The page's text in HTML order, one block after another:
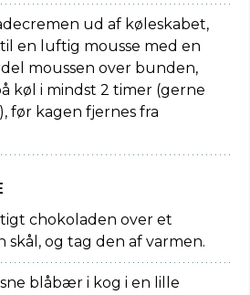
ud af køleskabet,
en luftig mousse med en
moussen over bunden,
køl i mindst 2 timer (gerne
før kagen fjernes fra
chokoladen over et
skål, og tag den af varmen.
blåbær i kog i en lille